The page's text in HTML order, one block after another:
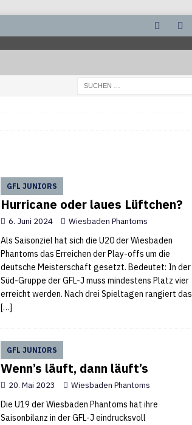
GFL JUNIORS
Hurricane oder laues Lüftchen?
6. Juni 2024 Wiesbaden Phantoms
Als Saisonziel hat sich die U20 der Wiesbaden
Phantoms das Erreichen der Play-offs um die
deutsche Meisterschaft gesetzt. Bedeutet: In der
Süd-Gruppe der GFL-J muss mindestens Platz vier
erreicht werden. Nach drei Spieltagen rangiert das
[…]
GFL JUNIORS
Wenn’s läuft, dann läuft’s
20. Mai 2023 Wiesbaden Phantoms
Die U19 der Wiesbaden Phantoms hat ihre
Saisonbilanz in der GFL-J eindrucksvoll